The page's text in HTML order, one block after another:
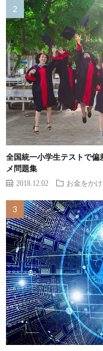
全国統一小学生テストで
メ問題集
2018.12.02 お金をか